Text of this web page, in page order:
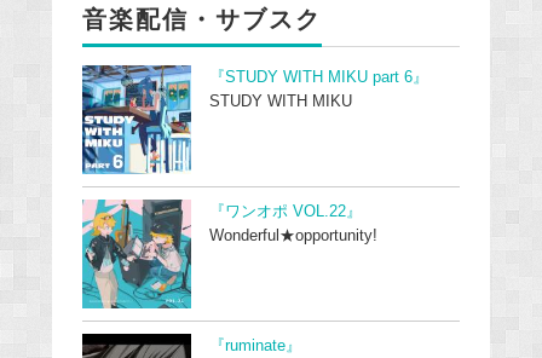
音楽配信・サブスク
『STUDY WITH MIKU part 6』
STUDY WITH MIKU
『ワンオポ VOL.22』
Wonderful★opportunity!
『ruminate』